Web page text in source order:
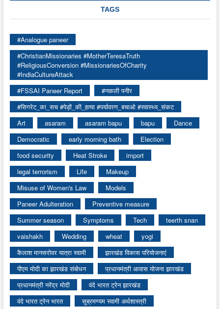
TAGS
#Analogue paneer
#ChristianMissionaries #MotherTeresaTruth
#ReligiousConversion #MissionariesOfCharity
#IndiaCultureAttack
#FSSAI Paneer Report
#नकली पनीर
#सिगरेट_का_सच #पेड़ों_की_हत्या #पर्यावरण_बचाओ #स्वास्थ्य_संकट
Art
asaram asaram bapu bapu
Dance
Democratic
early morning bath
Election
food security
Heat Stroke
import
legal terrorism
Life
Makeup
Misuse of Women's Law
Models
Paneer Adulteration
Preventive measure
Summer season
Symptoms Tech
teerth snan
vaishakh
Wedding wheat
yogi
कैलाश मानसरोवर यात्रा स्वामी
झारखंड विकास परियोजनाएं
पीएम मोदी का झारखंड संबोधन
प्रधानमंत्री आवास योजना झारखंड
प्रधानमंत्री नरेंद्र मोदी
वंदे भारत ट्रेन झारखंड
वंदे भारत ट्रेन भारत
सुब्रमण्यम स्वामी अर्थशास्त्री